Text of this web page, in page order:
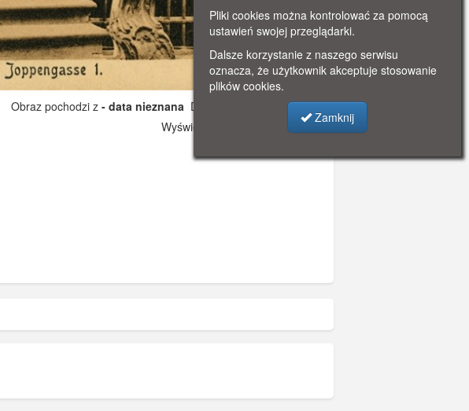
Obraz pochodzi z - data nieznana Dodano: 2026-05-16 17:57
Wyświetlono: 179
Pliki cookies można kontrolować za pomocą
ustawień swojej przeglądarki.
Dalsze korzystanie z naszego serwisu
oznacza, że użytkownik akceptuje stosowanie
plików cookies.
Zamknij